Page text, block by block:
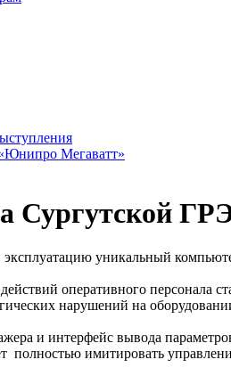
Мегаватт»
Сургутской
уникальный
оперативного персонала
нарушений на
и интерфейс вывода
полностью имитировать